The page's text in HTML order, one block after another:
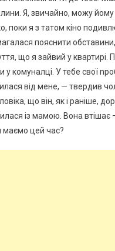
Я, звичайно, можу йому
поки я з татом кіно
пояснити
що я зайвий у квартирі.
у комуналці. У тебе свої
від мене, — твердив
що він, як і раніше,
із мамою. Вона втішає
маємо цей час?